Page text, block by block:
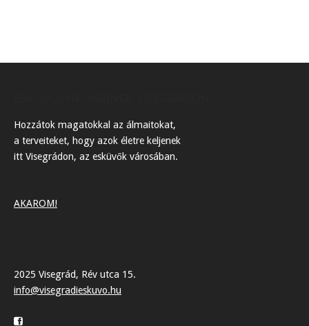
Hozzátok magatokkal az álmaitokat,
a terveiteket, hogy azok életre keljenek
itt Visegrádon, az esküvők városában.
AKAROM!
2025 Visegrád, Rév utca 15.
info@visegradieskuvo.hu